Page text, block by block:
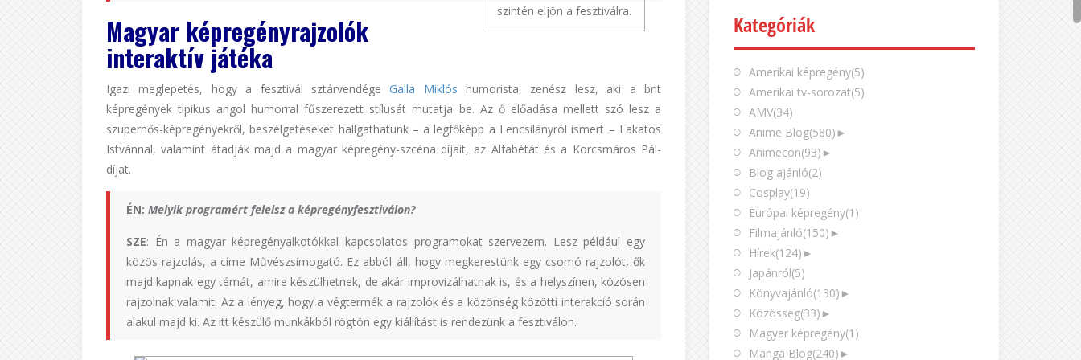
szintén eljön a fesztiválra.
Magyar képregényrajzolók
interaktív játéka
Igazi meglepetés, hogy a fesztivál sztárvendégeGalla Miklós humorista, zenész lesz, aki a brit
képregények tipikus angol humorral fűszerezett stílusát mutatja be. Az ő előadása mellett szó lesz a
szuperhős-képregényekről, beszélgetéseket hallgathatunk – a legfőképp a Lencsilányról ismert – Lakatos
Istvánnal, valamint átadják majd a magyar képregény-szcéna díjait, az Alfabétát és a Korcsmáros Pál-
díjat.
ÉN: Melyik programért felelsz a képregényfesztiválon?
SZE: Én a magyar képregényalkotókkal kapcsolatos programokat szervezem. Lesz például egy
közös rajzolás, a címe Művészsimogató. Ez abból áll, hogy megkerestünk egy csomó rajzolót, ők
majd kapnak egy témát, amire készülhetnek, de akár improvizálhatnak is, és a helyszínen, közösen
rajzolnak valamit. Az a lényeg, hogy a végtermék a rajzolók és a közönség közötti interakció során
alakul majd ki. Az itt készülő munkákból rögtön egy kiállítást is rendezünk a fesztiválon.
Kategóriák
Amerikai képregény(5)
Amerikai tv-sorozat(5)
AMV(34)
Anime Blog(580) ►
Animecon(93) ►
Blog ajánló(2)
Cosplay(19)
Európai képregény(1)
Filmajánló(150) ►
Hírek(124) ►
Japánról(5)
Könyvajánló(130) ►
Közösség(33) ►
Magyar képregény(1)
Manga Blog(240) ►